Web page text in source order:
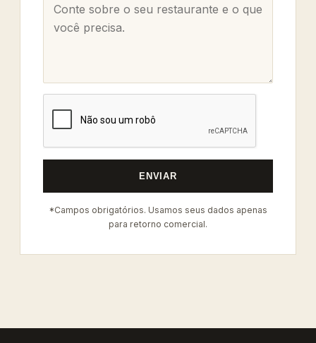
ENVIAR
*Campos obrigatórios. Usamos seus dados apenas
para retorno comercial.